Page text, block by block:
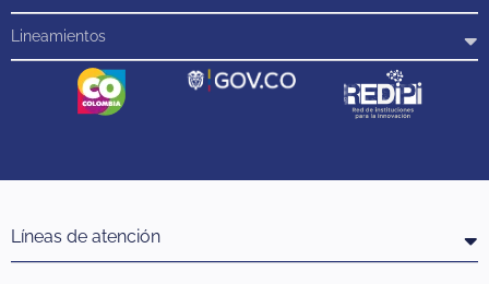
Lineamientos
Líneas de atención